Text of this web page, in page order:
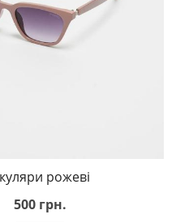
рожеві
500 грн.